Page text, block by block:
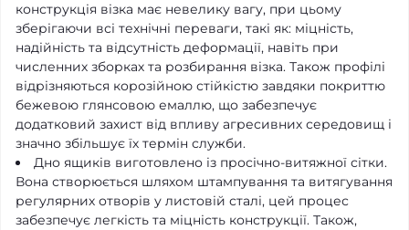
конструкція візка має невелику вагу, при цьому
зберігаючи всі технічні переваги, такі як: міцність,
надійність та відсутність деформації, навіть при
численних зборках та розбирання візка. Також профілі
відрізняються корозійною стійкістю завдяки покриттю
бежевою глянсовою емаллю, що забезпечує
додатковий захист від впливу агресивних середовищ і
значно збільшує їх термін служби.
Дно ящиків виготовлено із просічно-витяжної сітки.
Вона створюється шляхом штампування та витягування
регулярних отворів у листовій сталі, цей процес
забезпечує легкість та міцність конструкції. Також,